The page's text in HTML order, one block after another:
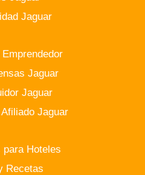
Jaguar
Emprendedor
Jaguar
Jaguar
Jaguar
para Hoteles
Recetas